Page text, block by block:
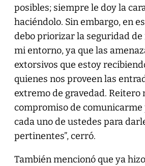
posibles; siempre le doy la
haciéndolo. Sin embargo, en
debo priorizar la seguridad
mi entorno, ya que las
extorsivos que estoy
quienes nos proveen las
extremo de gravedad. Reitero
compromiso de comunicarme
cada uno de ustedes para
pertinentes”, cerró.
También mencionó que ya